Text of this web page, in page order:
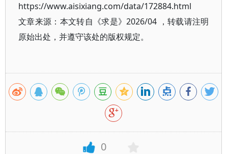
https://www.aisixiang.com/data/172884.html
文章来源：本文转自《求是》2026/04 ，转载请注明
原始出处，并遵守该处的版权规定。
0